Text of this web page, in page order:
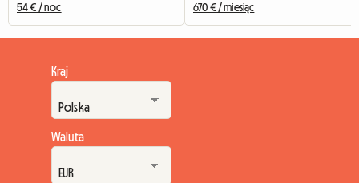
54 € / noc 670 € / miesiąc
Kraj
Waluta